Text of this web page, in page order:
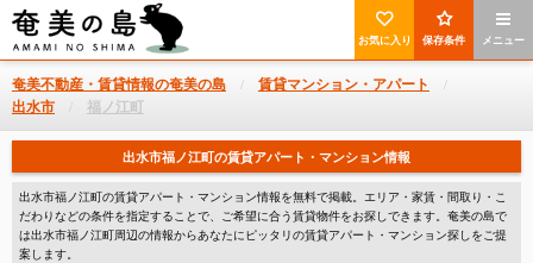
メニュー
保存条件
お気に入り
奄美不動産・賃貸情報の奄美の島
賃貸マンション・アパート
出水市
福ノ江町
出水市福ノ江町の賃貸アパート・マンション情報
出水市福ノ江町の賃貸アパート・マンション情報を無料で掲載。エリア・家賃・間取り・こ
だわりなどの条件を指定することで、ご希望に合う賃貸物件をお探しできます。奄美の島で
は出水市福ノ江町周辺の情報からあなたにピッタリの賃貸アパート・マンション探しをご提
案します。